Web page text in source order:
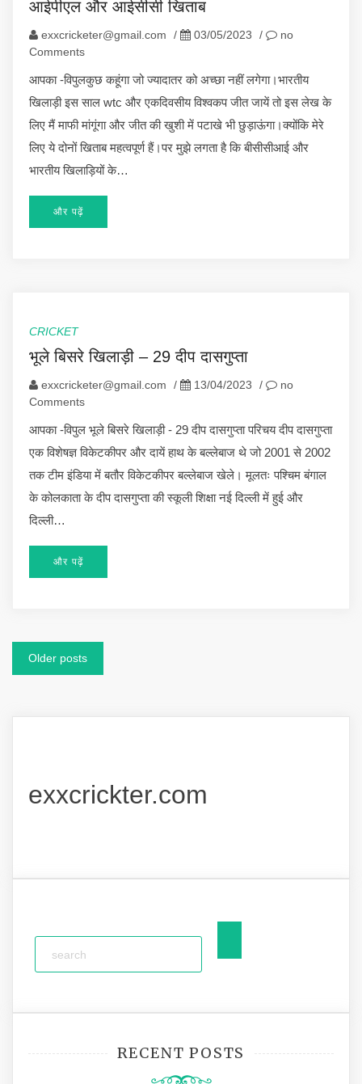
आईपीएल और आईसीसी खिताब
exxcricketer@gmail.com / 03/05/2023 /
no
Comments
आपका -विपुलकुछ कहूंगा जो ज्यादातर को अच्छा नहीं लगेगा।भारतीय
खिलाड़ी इस साल wtc और एकदिवसीय विश्वकप जीत जायें तो इस लेख के
लिए मैं माफी मांगूंगा और जीत की खुशी में पटाखे भी छुड़ाऊंगा।क्योंकि मेरे
लिए ये दोनों खिताब महत्वपूर्ण हैं।पर मुझे लगता है कि बीसीसीआई और
भारतीय खिलाड़ियों के…
और पढ़ें
CRICKET
भूले बिसरे खिलाड़ी – 29 दीप दासगुप्ता
exxcricketer@gmail.com / 13/04/2023 /
no
Comments
आपका -विपुल भूले बिसरे खिलाड़ी - 29 दीप दासगुप्ता परिचय दीप दासगुप्ता
एक विशेषज्ञ विकेटकीपर और दायें हाथ के बल्लेबाज थे जो 2001 से 2002
तक टीम इंडिया में बतौर विकेटकीपर बल्लेबाज खेले। मूलतः पश्चिम बंगाल
के कोलकाता के दीप दासगुप्ता की स्कूली शिक्षा नई दिल्ली में हुई और
दिल्ली…
और पढ़ें
Posts
Older posts
exxcrickter.com
RECENT POSTS